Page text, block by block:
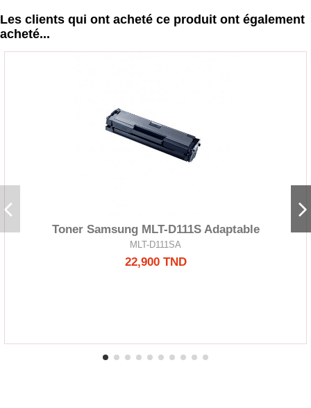
Les clients qui ont acheté ce produit ont également
acheté...
Toner Samsung MLT-D111S Adaptable
MLT-D111SA
22,900 TND